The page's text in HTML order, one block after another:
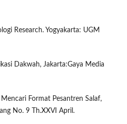
Research. Yogyakarta: UGM
Dakwah, Jakarta:Gaya Media
Format Pesantren Salaf,
No. 9 Th.XXVI April.